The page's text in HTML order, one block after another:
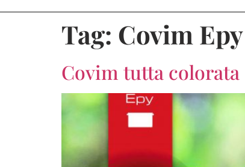
Tag: Covim Epy
Covim tutta colorata